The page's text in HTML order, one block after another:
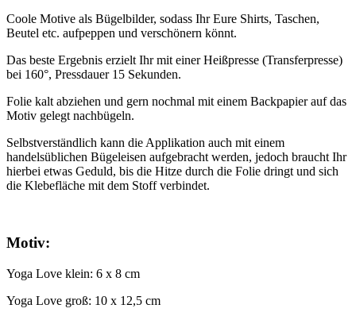
Coole Motive als Bügelbilder, sodass Ihr Eure Shirts, Taschen,
Beutel etc. aufpeppen und verschönern könnt.
Das beste Ergebnis erzielt Ihr mit einer Heißpresse (Transferpresse)
bei 160°, Pressdauer 15 Sekunden.
Folie kalt abziehen und gern nochmal mit einem Backpapier auf das
Motiv gelegt nachbügeln.
Selbstverständlich kann die Applikation auch mit einem
handelsüblichen Bügeleisen aufgebracht werden, jedoch braucht Ihr
hierbei etwas Geduld, bis die Hitze durch die Folie dringt und sich
die Klebefläche mit dem Stoff verbindet.
Motiv:
Yoga Love klein: 6 x 8 cm
Yoga Love groß: 10 x 12,5 cm